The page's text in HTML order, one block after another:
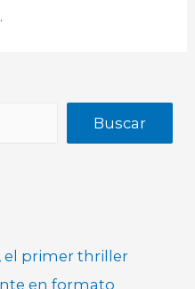
Buscar
el primer thriller
en formato